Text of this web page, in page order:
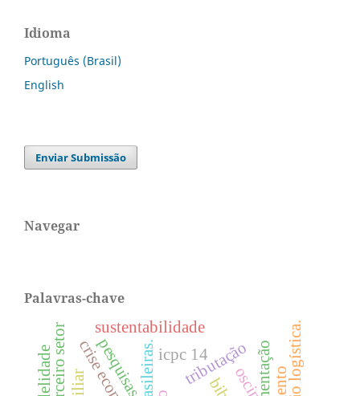
Idioma
Português (Brasil)
English
Enviar Submissão
Navegar
Palavras-chave
tributação
pesquisas.
terceiro setor oscip
sustentabilidade
icpc 14